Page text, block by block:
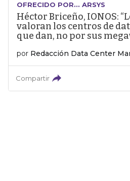
OFRECIDO POR... ARSYS
Héctor Briceño, IONOS:
valoran los centros de
que dan, no por sus
por Redacción Data Center
Compartir